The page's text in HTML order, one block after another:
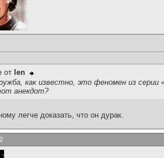
от len
как известно, это феномен из серии
анекдот?
легче доказать, что он дурак.